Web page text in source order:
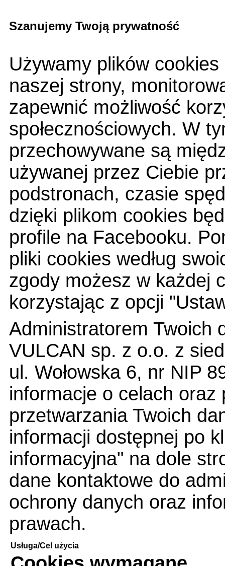
Szanujemy Twoją prywatność
Używamy plików
naszej strony,
zapewnić możliwość
społecznościowych. W
przechowywane są
używanej przez Ciebie
podstronach, czasie
dzięki plikom cookies
profile na Facebooku.
pliki cookies według
zgody możesz w każdej
korzystając z opcji
Administratorem Twoich
VULCAN sp. z o.o. z
ul. Wołowska 6, nr NIP
informacje o celach oraz
przetwarzania Twoich
informacji dostępnej po
informacyjna" na dole
dane kontaktowe do
ochrony danych oraz
prawach.
Usługa/Cel użycia